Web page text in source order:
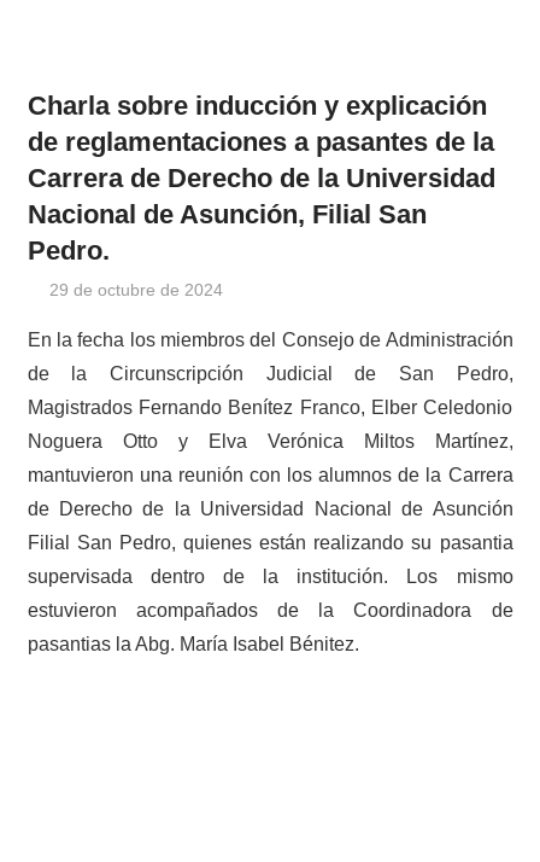
Charla sobre inducción y explicación
de reglamentaciones a pasantes de la
Carrera de Derecho de la Universidad
Nacional de Asunción, Filial San
Pedro.
29 de octubre de 2024
En la fecha los miembros del Consejo de Administración
de la Circunscripción Judicial de San Pedro,
Magistrados Fernando Benítez Franco, Elber Celedonio
Noguera Otto y Elva Verónica Miltos Martínez,
mantuvieron una reunión con los alumnos de la Carrera
de Derecho de la Universidad Nacional de Asunción
Filial San Pedro, quienes están realizando su pasantia
supervisada dentro de la institución. Los mismo
estuvieron acompañados de la Coordinadora de
pasantias la Abg. María Isabel Bénitez.